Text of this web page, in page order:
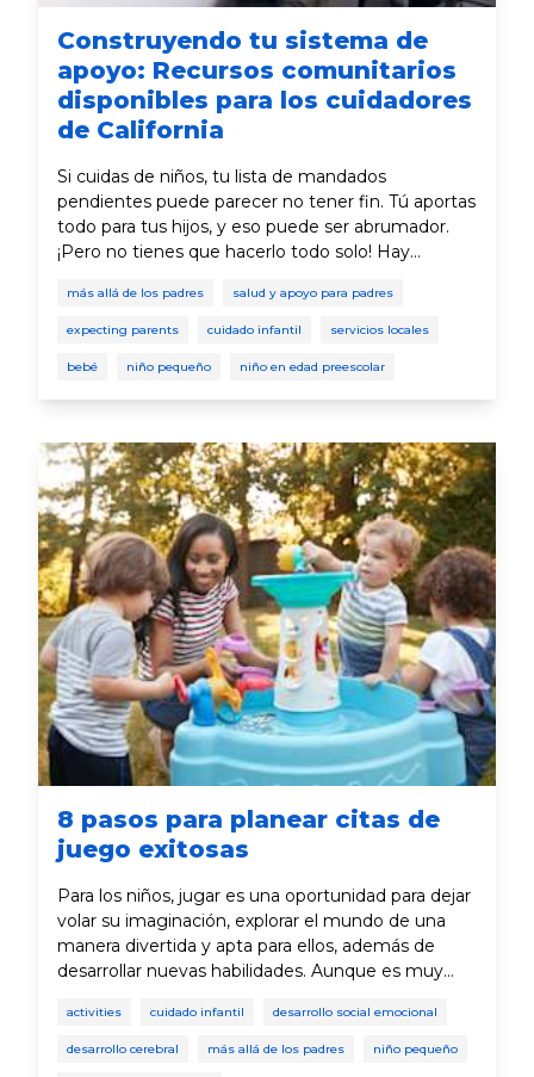
Construyendo tu sistema de
apoyo: Recursos comunitarios
disponibles para los cuidadores
de California
Si cuidas de niños, tu lista de mandados
pendientes puede parecer no tener fin. Tú aportas
todo para tus hijos, y eso puede ser abrumador.
¡Pero no tienes que hacerlo todo solo! Hay
fines de lucro disponibles para apoyar las
necesidades de las familias, desde asistencia
cuidado infantil, y más.
más allá de los padres salud y apoyo para padres
expecting parents cuidado infantil servicios locales
bebé niño pequeño niño en edad preescolar
8 pasos para planear citas de
juego exitosas
Para los niños, jugar es una oportunidad para dejar
volar su imaginación, explorar el mundo de una
manera divertida y apta para ellos, además de
desarrollar nuevas habilidades. Aunque es muy
jugando con sus niños, también es beneficioso
que ellos jueguen con otros niños. Al seguir estos
activities cuidado infantil desarrollo social emocional
desarrollo cerebral más allá de los padres niño pequeño